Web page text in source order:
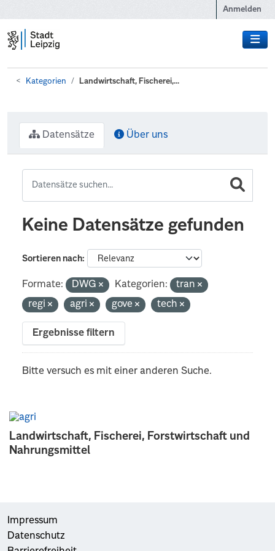
Anmelden
Kategorien Landwirtschaft, Fischerei,...
Landwirtschaft, Fischerei, Forstwirtschaft und
Nahrungsmittel
Datensätze Über uns
Keine Datensätze gefunden
Sortieren nach
Formate: DWG Kategorien:
tran
regi
agri gove tech
Ergebnisse filtern
Bitte versuch es mit einer anderen Suche.
Impressum
Datenschutz